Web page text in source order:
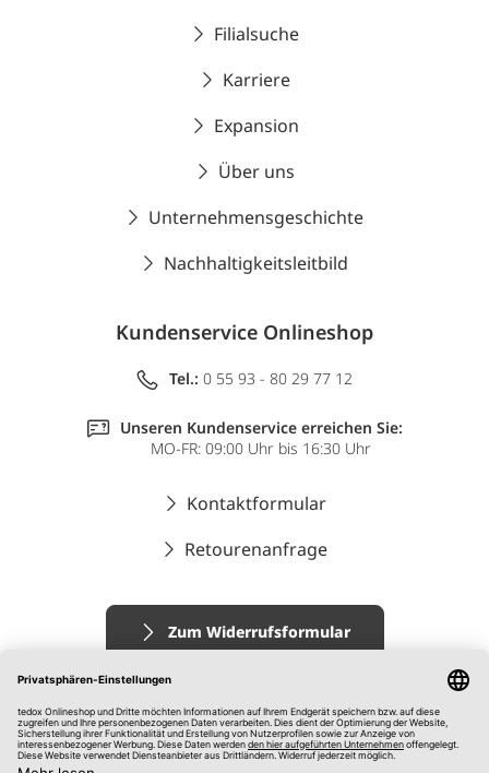
Filialsuche
Karriere
Expansion
Über uns
Unternehmensgeschichte
Nachhaltigkeitsleitbild
Kundenservice Onlineshop
Tel.: 0 55 93 - 80 29 77 12
Unseren Kundenservice erreichen Sie:
MO-FR: 09:00 Uhr bis 16:30 Uhr
Kontaktformular
Retourenanfrage
Zum Widerrufsformular
Impressum
AGB